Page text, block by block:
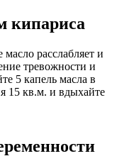
кипариса
расслабляет и
тревожности и
5 капель масла в
15 кв.м. и вдыхайте